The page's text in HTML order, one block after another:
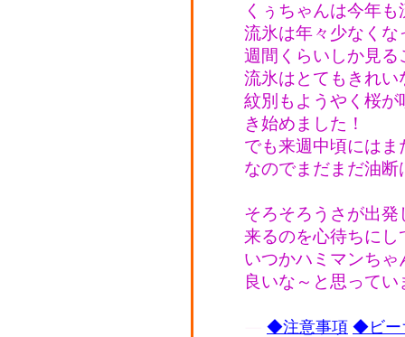
くぅちゃんは今年
流氷は年々少なく
週間くらいしか見
流氷はとてもきれ
紋別もようやく桜
き始めました！
でも来週中頃には
なのでまだまだ油
そろそろうさが出
来るのを心待ちに
いつかハミマンち
良いな～と思ってい
◆注意事項 ◆ビー